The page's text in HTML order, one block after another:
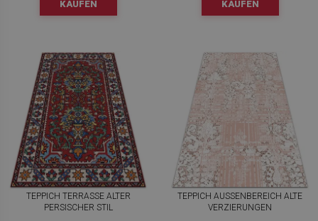
KAUFEN
KAUFEN
TEPPICH TERRASSE ALTER
PERSISCHER STIL
TEPPICH AUSSENBEREICH ALTE V
ERZIERUNGEN